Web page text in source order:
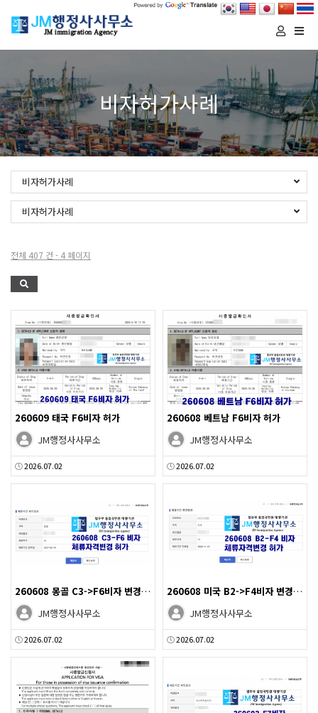
비자허가사례
비자허가사례
비자허가사례
전체 407 건 - 4 페이지
260609 태국 F6비자 허가
JM행정사사무소
2026.07.02
260608 베트남 F6비자 허가
JM행정사사무소
2026.07.02
260608 몽골 C3->F6비자 변경 허가
JM행정사사무소
2026.07.02
260608 미국 B2->F4비자 변경 허가
JM행정사사무소
2026.07.02